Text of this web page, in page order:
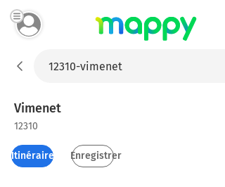
Vimenet
12310
Itinéraires Enregistrer